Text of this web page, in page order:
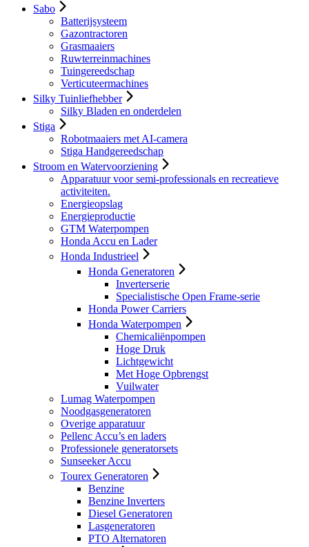
Sabo
Batterijsysteem
Gazontractoren
Grasmaaiers
Ruwterreinmachines
Tuingereedschap
Verticuteermachines
Silky Tuinliefhebber
Silky Bladen en onderdelen
Stiga
Robotmaaiers met AI-camera
Stiga Handgereedschap
Stroom en Watervoorziening
Apparatuur voor semi-professionals en recreatieve
activiteiten.
Energieopslag
Energieproductie
GTM Waterpompen
Honda Accu en Lader
Honda Industrieel
Honda Generatoren
Inverterserie
Specialistische Open Frame-serie
Honda Power Carriers
Honda Waterpompen
Chemicaliënpompen
Hoge Druk
Lichtgewicht
Met Hoge Opbrengst
Vuilwater
Lumag Waterpompen
Noodgasgeneratoren
Overige apparatuur
Pellenc Accu’s en laders
Professionele generatorsets
Sunseeker Accu
Tourex Generatoren
Benzine
Benzine Inverters
Diesel Generatoren
Lasgeneratoren
PTO Alternatoren